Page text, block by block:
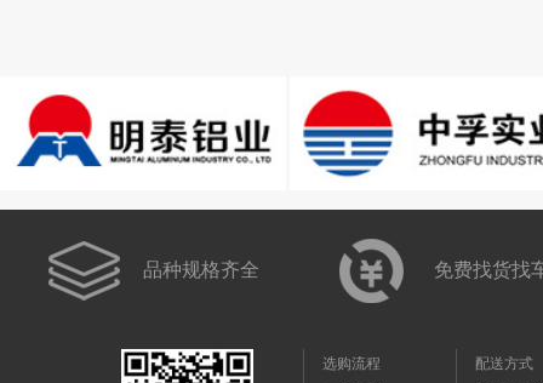
品种规格齐全 免费找货找
选购流程
配送方式